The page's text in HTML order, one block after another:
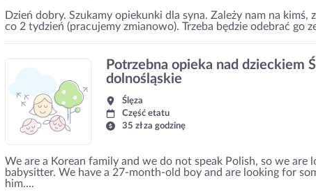
Dzień dobry. Szukamy opiekunki dla syna. Zależy nam na kimś,
co 2 tydzień (pracujemy zmianowo). Trzeba będzie odebrać go
Potrzebna opieka nad dzieckiem
dolnośląskie
Ślęza
Część etatu
35 zł za godzinę
We are a Korean family and we do not speak Polish, so we are
babysitter. We have a 27-month-old boy and are looking for
him....